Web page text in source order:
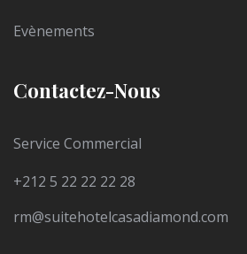
Evènements
Contactez-Nous
Service Commercial
+212 5 22 22 22 28
rm@suitehotelcasadiamond.com